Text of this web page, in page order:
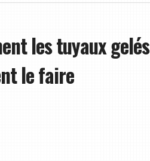
les tuyaux gelés
le faire